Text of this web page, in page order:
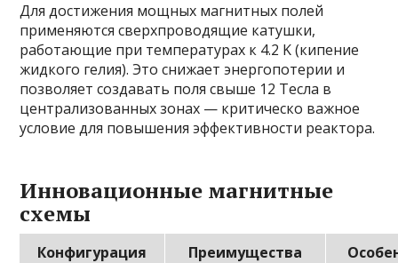
Для достижения мощных магнитных полей
применяются сверхпроводящие катушки,
работающие при температурах к 4.2 K (кипение
жидкого гелия). Это снижает энергопотерии и
позволяет создавать поля свыше 12 Тесла в
централизованных зонах — критическо важное
условие для повышения эффективности реактора.
Инновационные магнитные
схемы
Конфигурация Преимущества